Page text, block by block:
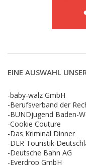
EINE AUSWAHL
-baby-walz GmbH
-Berufsverband der
-BUNDjugend Baden-
-Cookie Couture
-Das Kriminal Dinner
-DER Touristik
-Deutsche Bahn AG
-Everdrop GmbH